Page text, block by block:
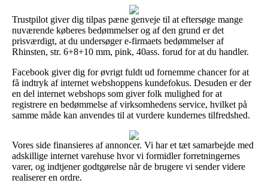
Trustpilot giver dig tilpas pæne genveje til at eftersøge mange
nuværende køberes bedømmelser og af den grund er det
prisværdigt, at du undersøger e-firmaets bedømmelser af
Rhinsten, str. 6+8+10 mm, pink, 40ass. forud for at du handler.
Facebook giver dig for øvrigt fuldt ud fornemme chancer for at
få indtryk af internet webshoppens kundefokus. Desuden er der
en del internet webshops som giver folk mulighed for at
registrere en bedømmelse af virksomhedens service, hvilket på
samme måde kan anvendes til at vurdere kundernes tilfredshed.
Vores side finansieres af annoncer. Vi har et tæt samarbejde med
adskillige internet varehuse hvor vi formidler forretningernes
varer, og indtjener godtgørelse når de brugere vi sender videre
realiserer en ordre.